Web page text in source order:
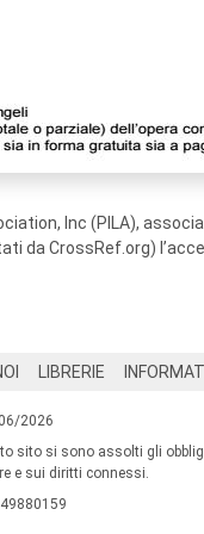
Inc (PILA),
da CrossRef.org)
LIBRERIE
2026
sito si sono assolti gli
e sui diritti connessi.